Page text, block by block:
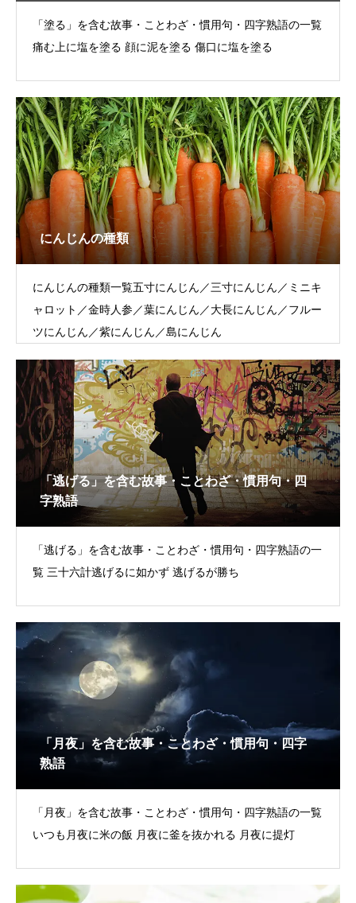
「塗る」を含む故事・ことわざ・慣用句・四字熟語の一覧
痛む上に塩を塗る 顔に泥を塗る 傷口に塩を塗る
にんじんの種類
にんじんの種類一覧五寸にんじん／三寸にんじん／ミニキ
ャロット／金時人参／葉にんじん／大長にんじん／フルー
ツにんじん／紫にんじん／島にんじん
「逃げる」を含む故事・ことわざ・慣用句・四
字熟語
「逃げる」を含む故事・ことわざ・慣用句・四字熟語の一
覧 三十六計逃げるに如かず 逃げるが勝ち
「月夜」を含む故事・ことわざ・慣用句・四字
熟語
「月夜」を含む故事・ことわざ・慣用句・四字熟語の一覧
いつも月夜に米の飯 月夜に釜を抜かれる 月夜に提灯